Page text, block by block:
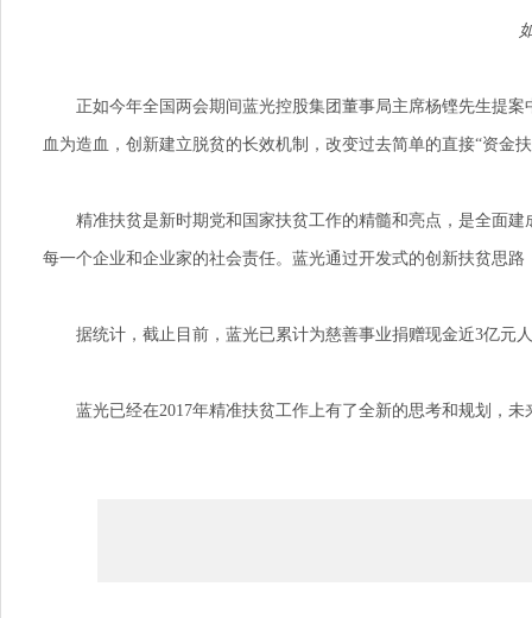
正如今年全国两会期间蓝光控股集团董事局主席杨铿先生提案
血为造血，创新建立脱贫的长效机制，改变过去简单的直接“资金
精准扶贫是新时期党和国家扶贫工作的精髓和亮点，是全面建
每一个企业和企业家的社会责任。蓝光通过开发式的创新扶贫思
据统计，截止目前，蓝光已累计为慈善事业捐赠现金近3亿元人
蓝光已经在2017年精准扶贫工作上有了全新的思考和规划，未